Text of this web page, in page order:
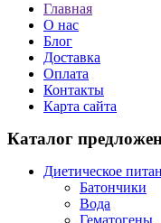
Главная
О нас
Блог
Доставка
Оплата
Контакты
Карта сайта
Каталог
Диетическое
Батончики
Вода
Гематогены